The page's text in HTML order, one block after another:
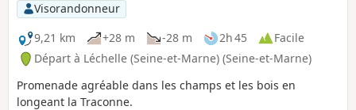
Visorandonneur
9,21 km
+28 m -28 m 2h 45
Facile
Départ à Léchelle (Seine-et-Marne) (Seine-et-Marne)
Promenade agréable dans les champs et les bois en
longeant la Traconne.